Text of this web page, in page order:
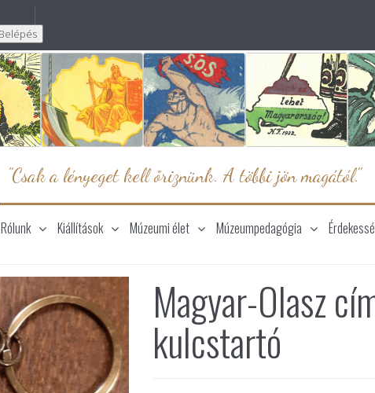
"Csak a lényeget kell őriznünk. A többi jön magától."
Rólunk Kiállítások Múzeumi élet Múzeumpedagógia
Magyar-Olasz
kulcstartó